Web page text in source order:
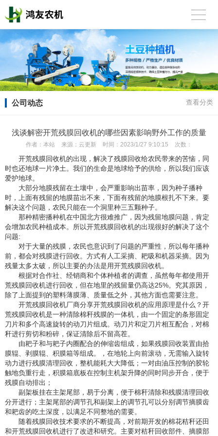
公司动态 查看分类
浅谈解密开荒残膜回收机的哪些因素影响野外工作的质量
作者： 本站 来源： 云更新 时间： 2023/1/27 9:10:15 次数：
开荒残膜回收机的出现，解决了残膜回收给农民带来的苦恼，同
时也还地球一片净土。我们的生命是地球给予的供给，所以我们应该
爱护地球。
大部分地膜残留在土壤中，会严重影响出苗率，因为种子播种
时，上面有残留的地膜苗出不来，下面有残留的地膜根扎不下来。要
解决这个问题，农民只能在一个洞里种三五颗种子。
那种精密播种机在中国北方很难推广，因为残留地膜问题，肯定
会增加农民种植成本。所以开荒残膜回收机的出现很好的解决了这个
问题:
对于大量的残膜，农民也意识到了问题的严重性，所以每年播种
前，都会对残膜进行回收。方式有人工采摘、耙吸和机器采摘。因为
残量太多太破，所以主要的办法是用开荒残膜回收机。
根据对合作社、经销商和个体种植者的调查，虽然每年都使用开
荒残膜回收机进行回收，但在地里的残留量仍高达25%。究其原因，
除了上面提到的塑料薄膜薄、质量低之外，其他方面也需要注意。
开荒残膜回收机厂商分享开荒残膜回收机的应用原理是什么？开
荒残膜回收机是一种清除棉秆残膜的一体机，由一个固定的条形固定
刀片和多个高速旋转的动刀片组成。动刀片和定刀片相互配合，对棉
秆进行剪切和粉碎，保证清除后不留高茬。
由耙子和与耙子内圈配合的伸缩齿组成，如果残膜回收装置由拾
膜辊、剥膜辊、积膜箱等组成。，在地轮上向前滚动，无需输入旋转
动力进行残膜清理回收，整机能耗大大降低；一对由油压控制的胶轮
触地负重行走，积膜箱底板在控制主机架升降的同时同步开合，便于
残膜自动排出；
副架板挂在主架尾部，易于分离，便于棉秆清除和残膜清理回收
分开进行；主架尾部的调节孔和副架上的调节孔可以分别调节摘膜齿
和耙齿的吃土深度，以满足不同整地的需要。
随着残膜回收技术要求的不断提高，对前期开发的棉花秸秆还田
和开荒残膜回收机进行了改进和研究。主要对秸秆回收部件、摘膜部